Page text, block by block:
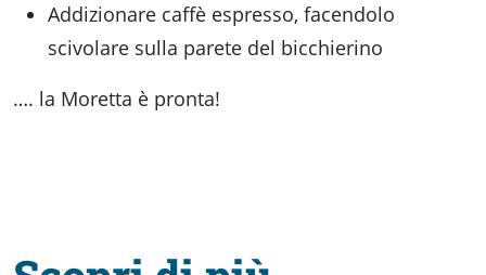
Addizionare caffè espresso, facendolo
scivolare sulla parete del bicchierino
…. la Moretta è pronta!